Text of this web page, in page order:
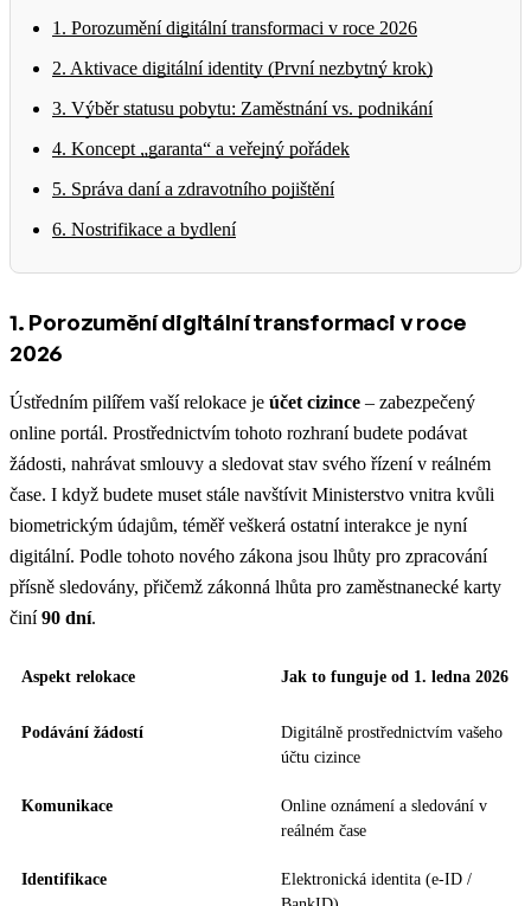
1. Porozumění digitální transformaci v roce 2026
2. Aktivace digitální identity (První nezbytný krok)
3. Výběr statusu pobytu: Zaměstnání vs. podnikání
4. Koncept „garanta“ a veřejný pořádek
5. Správa daní a zdravotního pojištění
6. Nostrifikace a bydlení
1. Porozumění digitální transformaci v roce
2026
Ústředním pilířem vaší relokace je účet cizince – zabezpečený
online portál. Prostřednictvím tohoto rozhraní budete podávat
žádosti, nahrávat smlouvy a sledovat stav svého řízení v reálném
čase. I když budete muset stále navštívit Ministerstvo vnitra kvůli
biometrickým údajům, téměř veškerá ostatní interakce je nyní
digitální. Podle tohoto nového zákona jsou lhůty pro zpracování
přísně sledovány, přičemž zákonná lhůta pro zaměstnanecké karty
činí90 dní.
Aspekt relokace Jak to funguje od 1. ledna 2026
Podávání žádostí
Digitálně prostřednictvím vašeho
účtu cizince
Komunikace
Online oznámení a sledování v
reálném čase
Identifikace
Elektronická identita (e-ID /